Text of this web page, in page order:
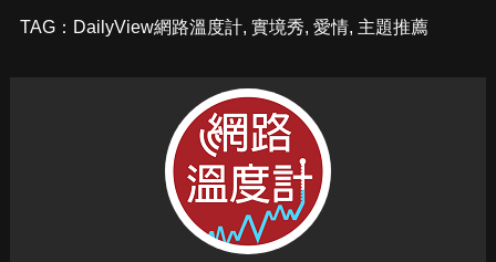
TAG： DailyView網路溫度計, 實境秀, 愛情, 主題推薦